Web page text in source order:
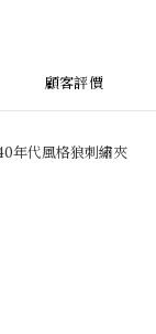
顧客評價
年代風格狼刺繡夾